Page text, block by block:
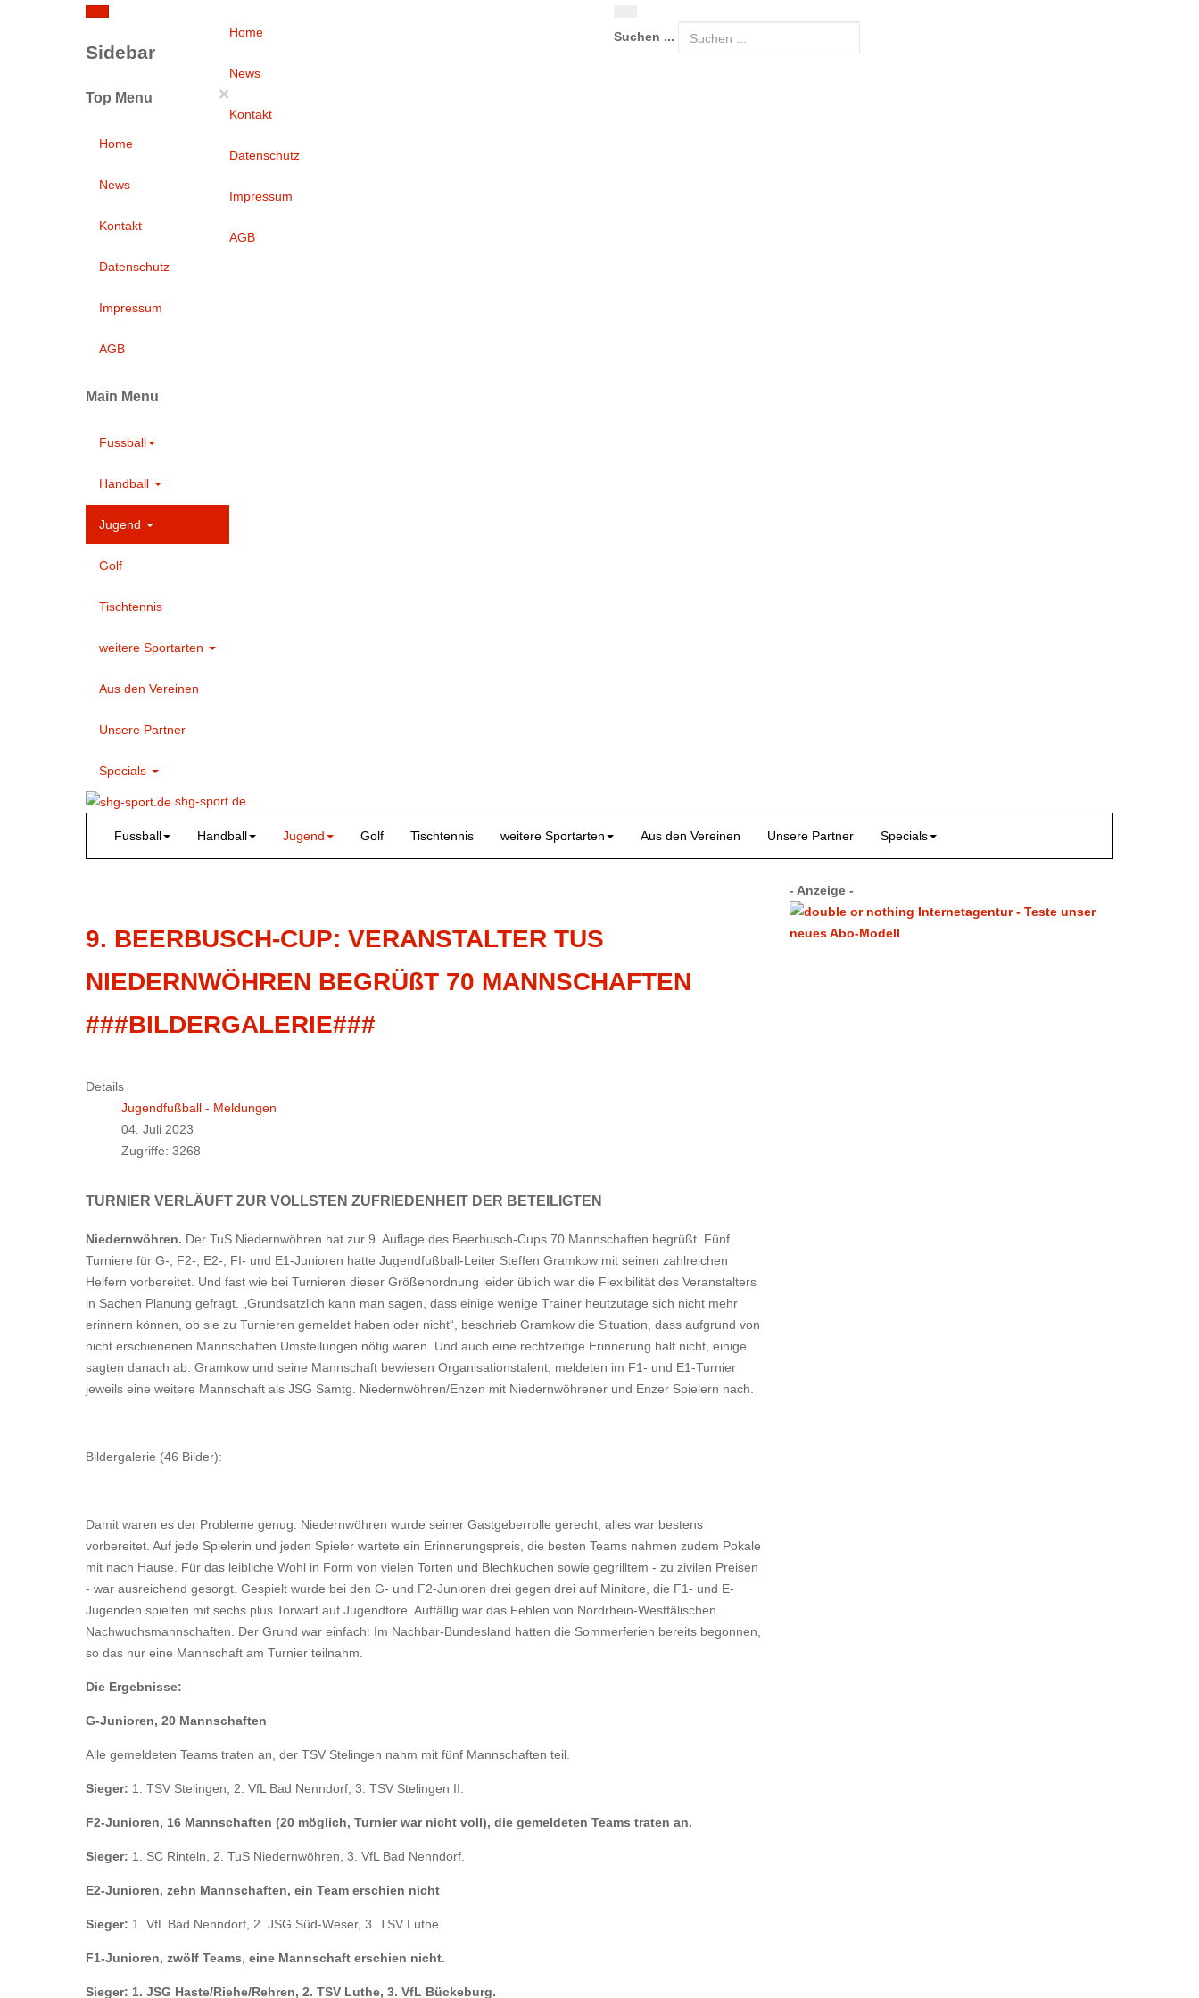
Sidebar
×
Top Menu
Home
News
Kontakt
Datenschutz
Impressum
AGB
Main Menu
Fussball
Handball
Jugend
Golf
Tischtennis
weitere Sportarten
Aus den Vereinen
Unsere Partner
Specials
Home
News
Kontakt
Datenschutz
Impressum
AGB
Suchen ...
shg-sport.de
Fussball Handball Jugend Golf Tischtennis weitere Sportarten Aus den Vereinen Unsere Partner Specials
9. BEERBUSCH-CUP: VERANSTALTER TUS
NIEDERNWÖHREN BEGRÜßT 70 MANNSCHAFTEN
###BILDERGALERIE###
Details
Jugendfußball - Meldungen
04. Juli 2023
Zugriffe: 3268
TURNIER VERLÄUFT ZUR VOLLSTEN ZUFRIEDENHEIT DER BETEILIGTEN
Niedernwöhren. Der TuS Niedernwöhren hat zur 9. Auflage des Beerbusch-Cups 70 Mannschaften begrüßt. Fünf
Turniere für G-, F2-, E2-, FI- und E1-Junioren hatte Jugendfußball-Leiter Steffen Gramkow mit seinen zahlreichen
Helfern vorbereitet. Und fast wie bei Turnieren dieser Größenordnung leider üblich war die Flexibilität des Veranstalters
in Sachen Planung gefragt. „Grundsätzlich kann man sagen, dass einige wenige Trainer heutzutage sich nicht mehr
erinnern können, ob sie zu Turnieren gemeldet haben oder nicht“, beschrieb Gramkow die Situation, dass aufgrund von
nicht erschienenen Mannschaften Umstellungen nötig waren. Und auch eine rechtzeitige Erinnerung half nicht, einige
sagten danach ab. Gramkow und seine Mannschaft bewiesen Organisationstalent, meldeten im F1- und E1-Turnier
jeweils eine weitere Mannschaft als JSG Samtg. Niedernwöhren/Enzen mit Niedernwöhrener und Enzer Spielern nach.
Bildergalerie (46 Bilder):
Damit waren es der Probleme genug. Niedernwöhren wurde seiner Gastgeberrolle gerecht, alles war bestens
vorbereitet. Auf jede Spielerin und jeden Spieler wartete ein Erinnerungspreis, die besten Teams nahmen zudem Pokale
mit nach Hause. Für das leibliche Wohl in Form von vielen Torten und Blechkuchen sowie gegrilltem - zu zivilen Preisen
- war ausreichend gesorgt. Gespielt wurde bei den G- und F2-Junioren drei gegen drei auf Minitore, die F1- und E-
Jugenden spielten mit sechs plus Torwart auf Jugendtore. Auffällig war das Fehlen von Nordrhein-Westfälischen
Nachwuchsmannschaften. Der Grund war einfach: Im Nachbar-Bundesland hatten die Sommerferien bereits begonnen,
so das nur eine Mannschaft am Turnier teilnahm.
Die Ergebnisse:
G-Junioren, 20 Mannschaften
Alle gemeldeten Teams traten an, der TSV Stelingen nahm mit fünf Mannschaften teil.
Sieger: 1. TSV Stelingen, 2. VfL Bad Nenndorf, 3. TSV Stelingen II.
F2-Junioren, 16 Mannschaften (20 möglich, Turnier war nicht voll), die gemeldeten Teams traten an.
Sieger: 1. SC Rinteln, 2. TuS Niedernwöhren, 3. VfL Bad Nenndorf.
E2-Junioren, zehn Mannschaften, ein Team erschien nicht
Sieger: 1. VfL Bad Nenndorf, 2. JSG Süd-Weser, 3. TSV Luthe.
F1-Junioren, zwölf Teams, eine Mannschaft erschien nicht.
Sieger: 1. JSG Haste/Riehe/Rehren, 2. TSV Luthe, 3. VfL Bückeburg.
- Anzeige -